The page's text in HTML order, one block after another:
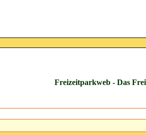
Freizeitparkweb - Das